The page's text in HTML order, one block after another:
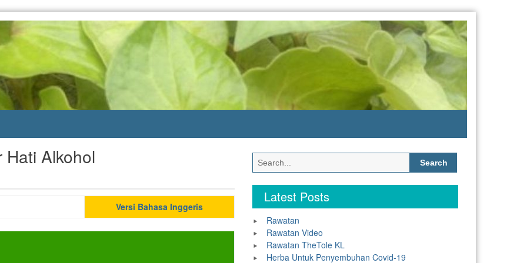
Alkohol
Versi Bahasa Inggeris
Search
for:
Latest Posts
Rawatan
Rawatan Video
Rawatan TheTole KL
Herba Untuk Penyembuhan Covid-19